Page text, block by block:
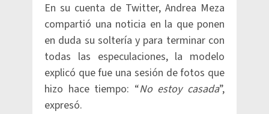
En su cuenta de Twitter, Andrea Meza
compartió una noticia en la que ponen
en duda su soltería y para terminar con
todas las especulaciones, la modelo
explicó que fue una sesión de fotos que
hizo hace tiempo: “No estoy casada”,
expresó.